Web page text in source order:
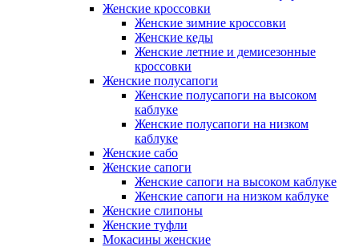
Женские кроссовки
Женские зимние кроссовки
Женские кеды
Женские летние и демисезонные
кроссовки
Женские полусапоги
Женские полусапоги на высоком
каблуке
Женские полусапоги на низком
каблуке
Женские сабо
Женские сапоги
Женские сапоги на высоком каблуке
Женские сапоги на низком каблуке
Женские слипоны
Женские туфли
Мокасины женские